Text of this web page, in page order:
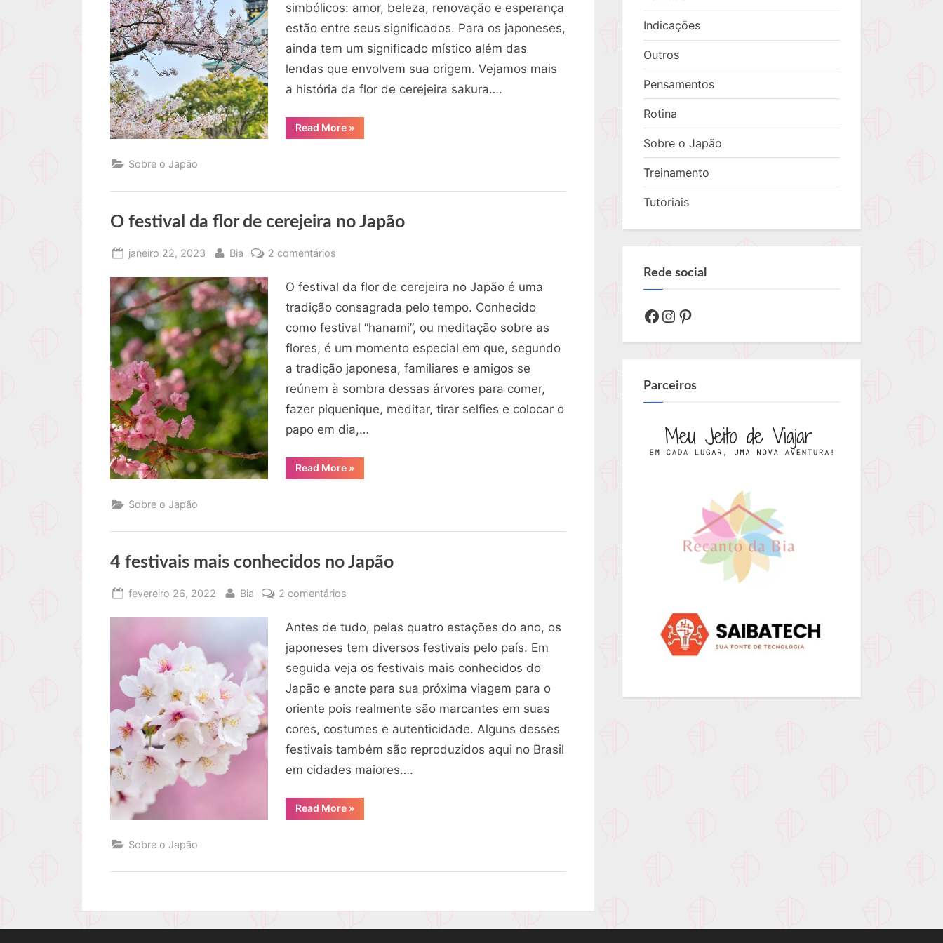
simbólicos: amor, beleza, renovação e esperança
estão entre seus significados. Para os japoneses,
ainda tem um significado místico além das
lendas que envolvem sua origem. Vejamos mais
a história da flor de cerejeira sakura….
Read More“História
da
»
Sobre o Japão
O festival da flor de cerejeira no Japão
Posted
janeiro 22, 2023 By
Bia 2 comentários
festival
da
flor
no
Japão
O festival da flor de cerejeira no Japão é uma
tradição consagrada pelo tempo. Conhecido
como festival “hanami”, ou meditação sobre as
flores, é um momento especial em que, segundo
a tradição japonesa, familiares e amigos se
reúnem à sombra dessas árvores para comer,
fazer piquenique, meditar, tirar selfies e colocar o
papo em dia,…
Read More“O
festival
Japão”
»
Sobre o Japão
4 festivais mais conhecidos no Japão
Posted
fevereiro 26, 2022 By
Bia 2 comentários
festivais
mais
conhecidos
Japão
Antes de tudo, pelas quatro estações do ano, os
japoneses tem diversos festivais pelo país. Em
seguida veja os festivais mais conhecidos do
Japão e anote para sua próxima viagem para o
oriente pois realmente são marcantes em suas
cores, costumes e autenticidade. Alguns desses
festivais também são reproduzidos aqui no Brasil
em cidades maiores….
Read More“4
festivais
»
Sobre o Japão
Indicações
Outros
Pensamentos
Rotina
Sobre o Japão
Treinamento
Tutoriais
Rede social
Facebook
Instagram
Pinterest
Parceiros